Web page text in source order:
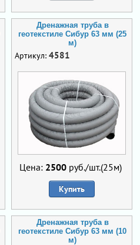
Дренажная труба в
геотекстиле Сибур 63 мм (25
м)
Артикул: 4581
Цена: 2500руб./шт.(25м)
Купить
Дренажная труба в
геотекстиле Сибур 63 мм (10
м)